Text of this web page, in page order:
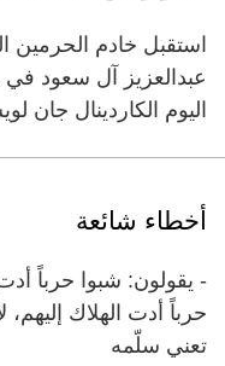
استقبل خادم الحرمين
عبدالعزيز آل سعود في
اليوم الكاردينال جان
أخطاء شائعة
- يقولون: شبوا حرباً
حرباً أدت الهلاك
تعني سلّمه